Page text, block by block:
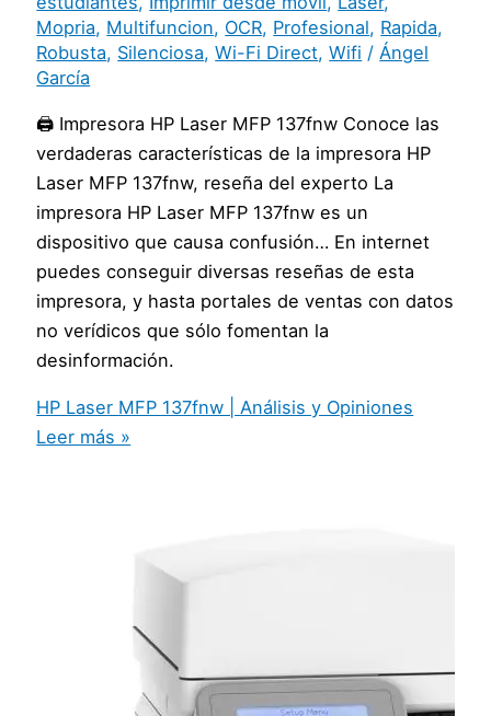
Mopria, Multifuncion, OCR, Profesional, Rapida,
Robusta, Silenciosa,Wi-Fi Direct,Wifi /Ángel
García
🖨️ Impresora HP Laser MFP 137fnw Conoce las
verdaderas características de la impresora HP
Laser MFP 137fnw, reseña del experto La
impresora HP Laser MFP 137fnw es un
dispositivo que causa confusión… En internet
puedes conseguir diversas reseñas de esta
impresora, y hasta portales de ventas con datos
no verídicos que sólo fomentan la
desinformación.
HP Laser MFP 137fnw | Análisis y Opiniones
Leer más »